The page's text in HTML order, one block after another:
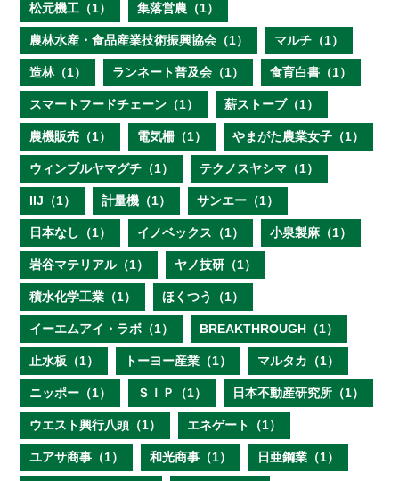
松元機工（1） 集落営農（1）
農林水産・食品産業技術振興協会（1） マルチ（1）
造林（1） ランネート普及会（1） 食育白書（1）
スマートフードチェーン（1） 薪ストーブ（1）
農機販売（1） 電気柵（1） やまがた農業女子（1）
ウィンブルヤマグチ（1） テクノスヤシマ（1）
IIJ（1） 計量機（1） サンエー（1）
日本なし（1） イノベックス（1） 小泉製麻（1）
岩谷マテリアル（1） ヤノ技研（1）
積水化学工業（1） ほくつう（1）
イーエムアイ・ラボ（1） BREAKTHROUGH（1）
止水板（1） トーヨー産業（1） マルタカ（1）
ニッポー（1） ＳＩＰ（1） 日本不動産研究所（1）
ウエスト興行八頭（1） エネゲート（1）
ユアサ商事（1） 和光商事（1） 日亜鋼業（1）